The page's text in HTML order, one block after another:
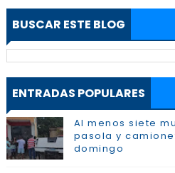
BUSCAR ESTE BLOG
ENTRADAS POPULARES
Al menos siete
pasola y
domingo